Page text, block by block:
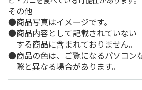
その他
商品写真はイメージです。
商品内容として記載されていない
する商品に含まれておりません。
商品の色は、ご覧になるパソコン
際と異なる場合があります。